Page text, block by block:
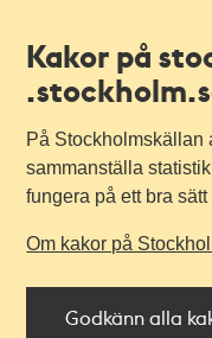
Kakor på
På Stockholmskällan
sammanställa
fungera på ett bra sätt
Om kakor på
Godkänn alla